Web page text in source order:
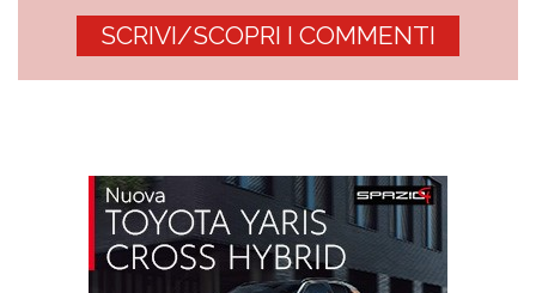
SCRIVI/SCOPRI I COMMENTI